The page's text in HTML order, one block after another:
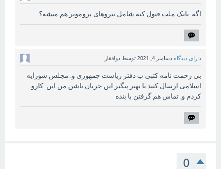
اگه بانک ملت قبول کنه شامل نیروهای پروموتر هم میشه؟
دارای دیدگاه دسامبر 4, 2021 توسط ذوافقار
بی زحمت نامه کتبی ب دفتر ریاست جمهوری و. مجلس شورایه
اسلامی ارسال کنید تا بهتر پیگیر این جریان باشن من این. کارو.
کردم و. تماس هم گرفتن با بنده
0